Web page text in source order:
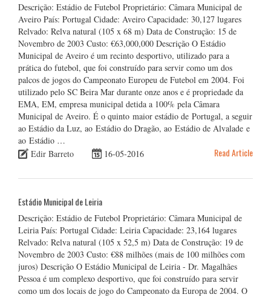
Descrição: Estádio de Futebol Proprietário: Câmara Municipal de
Aveiro País: Portugal Cidade: Aveiro Capacidade: 30,127 lugares
Relvado: Relva natural (105 x 68 m) Data de Construção: 15 de
Novembro de 2003 Custo: €63,000,000 Descrição O Estádio
Municipal de Aveiro é um recinto desportivo, utilizado para a
prática do futebol, que foi construído para servir como um dos
palcos de jogos do Campeonato Europeu de Futebol em 2004. Foi
utilizado pelo SC Beira Mar durante onze anos e é propriedade da
EMA, EM, empresa municipal detida a 100% pela Câmara
Municipal de Aveiro. É o quinto maior estádio de Portugal, a seguir
ao Estádio da Luz, ao Estádio do Dragão, ao Estádio de Alvalade e
ao Estádio …
Edir Barreto
16-05-2016 Read Article
Estádio Municipal de Leiria
Descrição: Estádio de Futebol Proprietário: Câmara Municipal de
Leiria País: Portugal Cidade: Leiria Capacidade: 23,164 lugares
Relvado: Relva natural (105 x 52,5 m) Data de Construção: 19 de
Novembro de 2003 Custo: €88 milhões (mais de 100 milhões com
juros) Descrição O Estádio Municipal de Leiria - Dr. Magalhães
Pessoa é um complexo desportivo, que foi construído para servir
como um dos locais de jogo do Campeonato da Europa de 2004. O